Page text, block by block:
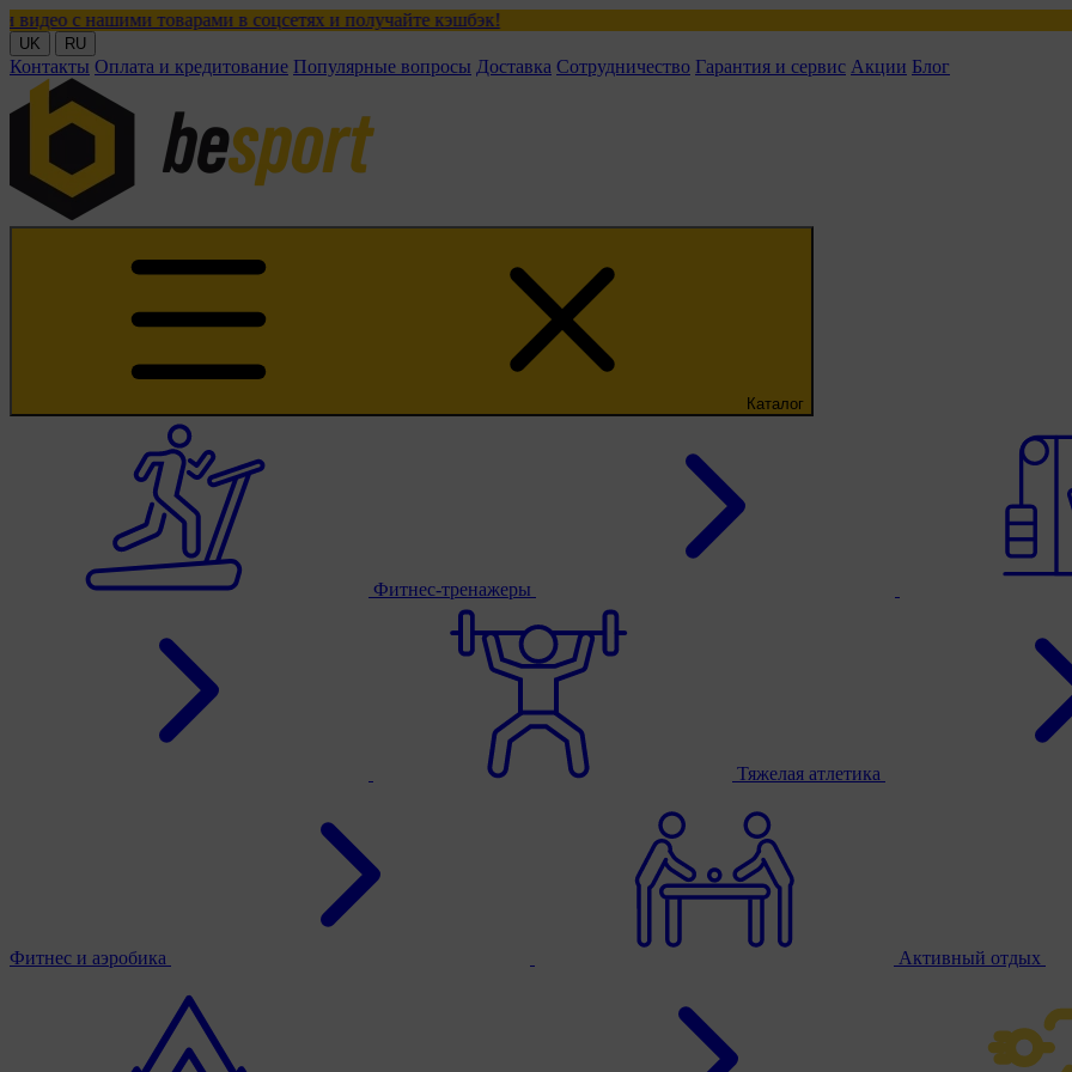
товарами в соцсетях и получайте кэшбэк!
UK RU
Контакты Оплата и кредитование Популярные вопросы Доставка Сотрудничество Гарантия и сервис Акции Блог
Каталог
Фитнес-тренажеры
Тяжелая атлетика
Фитнес и аэробика Активный отдых